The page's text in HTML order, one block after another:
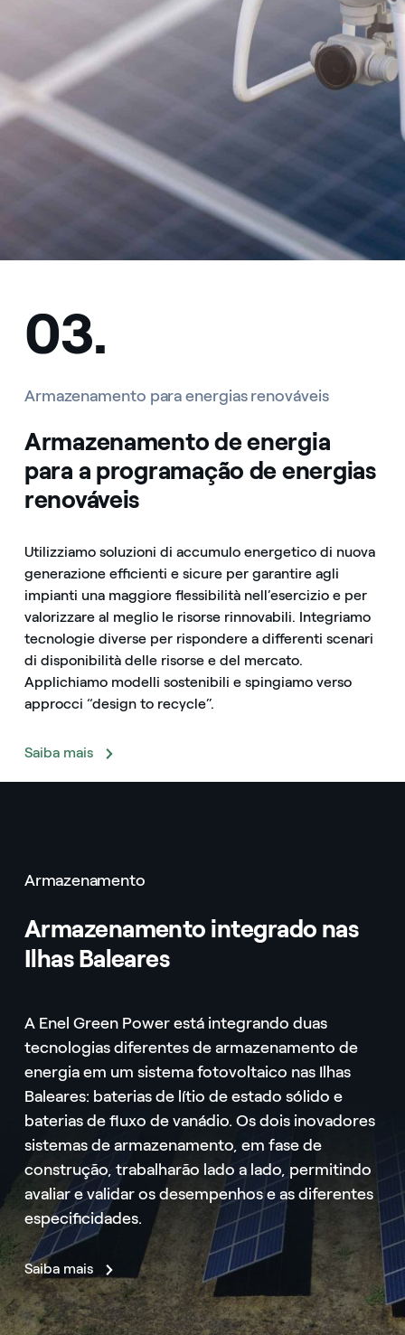
03.
Armazenamento para energias renováveis
Armazenamento de energia
para a programação de energias
renováveis
Utilizziamo soluzioni di accumulo energetico di nuova
generazione efficienti e sicure per garantire agli
impianti una maggiore flessibilità nell’esercizio e per
valorizzare al meglio le risorse rinnovabili. Integriamo
tecnologie diverse per rispondere a differenti scenari
di disponibilità delle risorse e del mercato.
Applichiamo modelli sostenibili e spingiamo verso
approcci “design to recycle”.
Saiba mais
Armazenamento
Armazenamento integrado nas
Ilhas Baleares
A Enel Green Power está integrando duas
tecnologias diferentes de armazenamento de
energia em um sistema fotovoltaico nas Ilhas
Baleares: baterias de lítio de estado sólido e
baterias de fluxo de vanádio. Os dois inovadores
sistemas de armazenamento, em fase de
construção, trabalharão lado a lado, permitindo
avaliar e validar os desempenhos e as diferentes
especificidades.
Saiba mais